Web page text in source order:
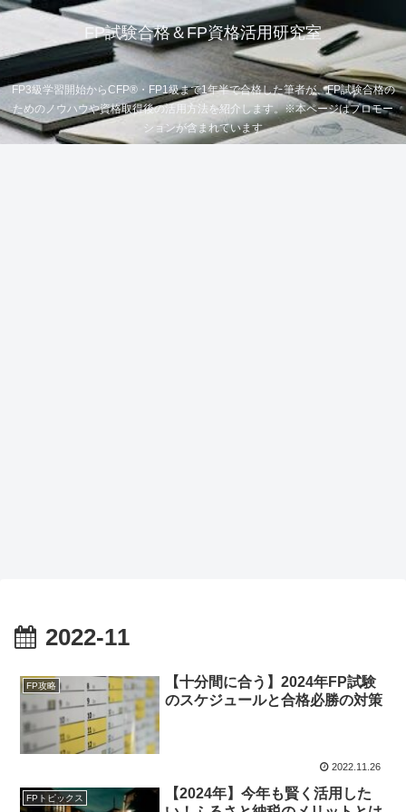
FP試験合格＆FP資格活用研究室
FP3級学習開始からCFP®・FP1級まで1年半で合格した筆者が、FP試験合格の
ためのノウハウや資格取得後の活用方法を紹介します。※本ページはプロモー
ションが含まれています
2022-11
FP攻略
【十分間に合う】2024年FP試験
のスケジュールと合格必勝の対策
2022.11.26
FPトピックス
【2024年】今年も賢く活用した